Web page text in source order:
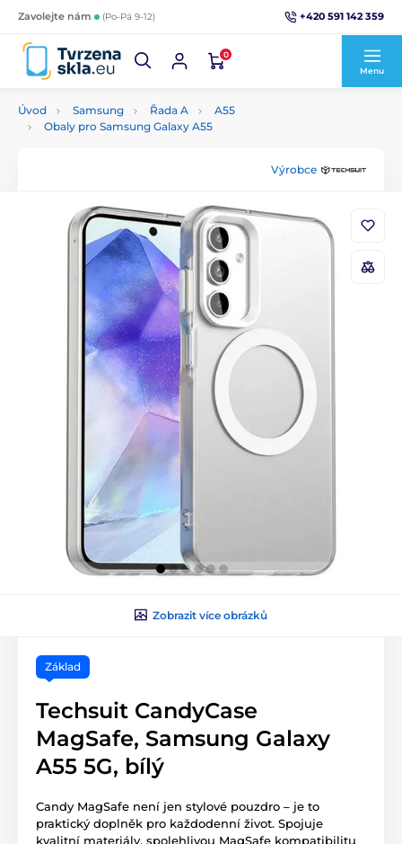
Zavolejte nám (Po-Pá 9-12) +420 591 142 359
0
Menu
Úvod Samsung Řada A
A55
Obaly pro Samsung Galaxy A55
Výrobce
Zobrazit více obrázků
Základ
Techsuit CandyCase
MagSafe, Samsung Galaxy
A55 5G, bílý
Candy MagSafe není jen stylové pouzdro – je to
praktický doplněk pro každodenní život. Spojuje
kvalitní materiály, spolehlivou MagSafe kompatibilitu